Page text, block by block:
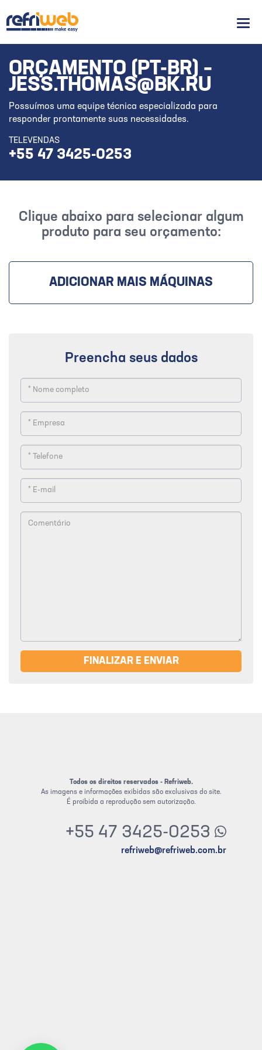
ORÇAMENTO (PT-BR) –
JESS.THOMAS@BK.RU
Possuímos uma equipe técnica especializada para
responder prontamente suas necessidades.
TELEVENDAS
+55 47 3425-0253
Clique abaixo para selecionar algum
produto para seu orçamento:
ADICIONAR MAIS MÁQUINAS
Preencha seus dados
FINALIZAR E ENVIAR
Todos os direitos reservados - Refriweb.
As imagens e informações exibidas são exclusivas do site.
É proibida a reprodução sem autorização.
+55 47 3425-0253
refriweb@refriweb.com.br